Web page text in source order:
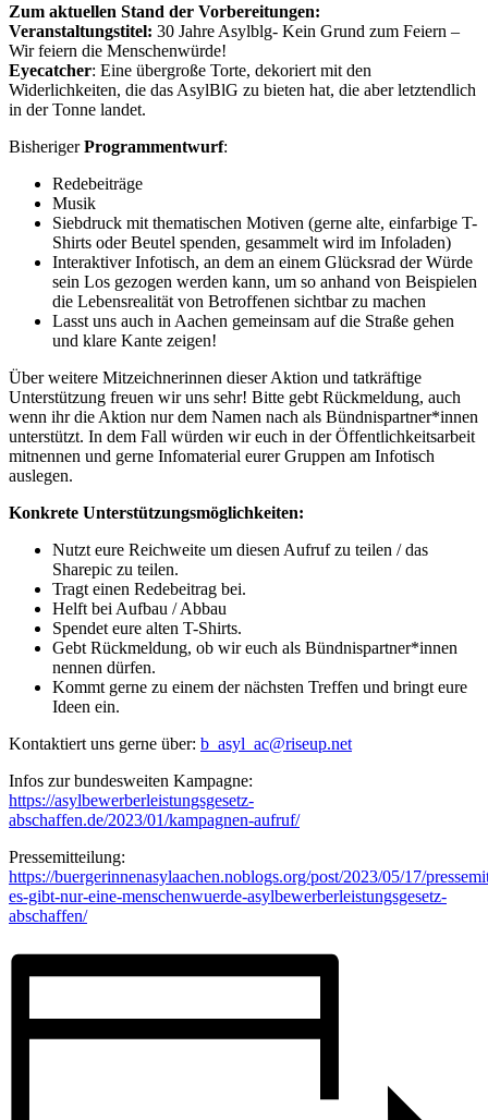
Zum aktuellen Stand der Vorbereitungen:
Veranstaltungstitel: 30 Jahre Asylblg- Kein Grund zum Feiern –
Wir feiern die Menschenwürde!
Eyecatcher: Eine übergroße Torte, dekoriert mit den
Widerlichkeiten, die das AsylBlG zu bieten hat, die aber letztendlich
in der Tonne landet.
BisherigerProgrammentwurf:
Redebeiträge
Musik
Siebdruck mit thematischen Motiven (gerne alte, einfarbige T-
Shirts oder Beutel spenden, gesammelt wird im Infoladen)
Interaktiver Infotisch, an dem an einem Glücksrad der Würde
sein Los gezogen werden kann, um so anhand von Beispielen
die Lebensrealität von Betroffenen sichtbar zu machen
Lasst uns auch in Aachen gemeinsam auf die Straße gehen
und klare Kante zeigen!
Über weitere Mitzeichnerinnen dieser Aktion und tatkräftige
Unterstützung freuen wir uns sehr! Bitte gebt Rückmeldung, auch
wenn ihr die Aktion nur dem Namen nach als Bündnispartner*innen
unterstützt. In dem Fall würden wir euch in der Öffentlichkeitsarbeit
mitnennen und gerne Infomaterial eurer Gruppen am Infotisch
auslegen.
Konkrete Unterstützungsmöglichkeiten:
Nutzt eure Reichweite um diesen Aufruf zu teilen / das
Sharepic zu teilen.
Tragt einen Redebeitrag bei.
Helft bei Aufbau / Abbau
Spendet eure alten T-Shirts.
Gebt Rückmeldung, ob wir euch als Bündnispartner*innen
nennen dürfen.
Kommt gerne zu einem der nächsten Treffen und bringt eure
Ideen ein.
Kontaktiert uns gerne über: b_asyl_ac@riseup.net
Infos zur bundesweiten Kampagne:
https://asylbewerberleistungsgesetz-
abschaffen.de/2023/01/kampagnen-aufruf/
Pressemitteilung:
https://buergerinnenasylaachen.noblogs.org/post/2023/05/17/
es-gibt-nur-eine-menschenwuerde-asylbewerberleistungsgesetz-
abschaffen/